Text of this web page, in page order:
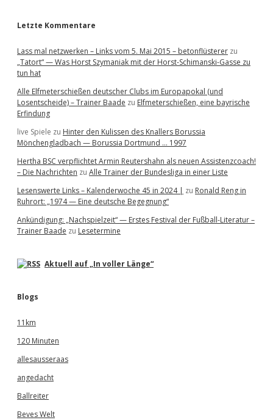
Letzte Kommentare
Lass mal netzwerken – Links vom 5. Mai 2015 – betonflüsterer zu
„Tatort“ — Was Horst Szymaniak mit der Horst-Schimanski-Gasse zu
tun hat
Alle Elfmeterschießen deutscher Clubs im Europapokal (und
Losentscheide) – Trainer Baade zu Elfmeterschießen, eine bayrische
Erfindung
live Spiele zu Hinter den Kulissen des Knallers Borussia
Mönchengladbach — Borussia Dortmund … 1997
Hertha BSC verpflichtet Armin Reutershahn als neuen Assistenzcoach!
– Die Nachrichten zu Alle Trainer der Bundesliga in einer Liste
Lesenswerte Links – Kalenderwoche 45 in 2024 | zu Ronald Reng in
Ruhrort: „1974 — Eine deutsche Begegnung“
Ankündigung: „Nachspielzeit“ — Erstes Festival der Fußball-Literatur –
Trainer Baade zu Lesetermine
Aktuell auf „In voller Länge“
Blogs
11km
120 Minuten
allesausseraas
angedacht
Ballreiter
Beves Welt